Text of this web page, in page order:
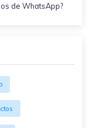
de WhatsApp?